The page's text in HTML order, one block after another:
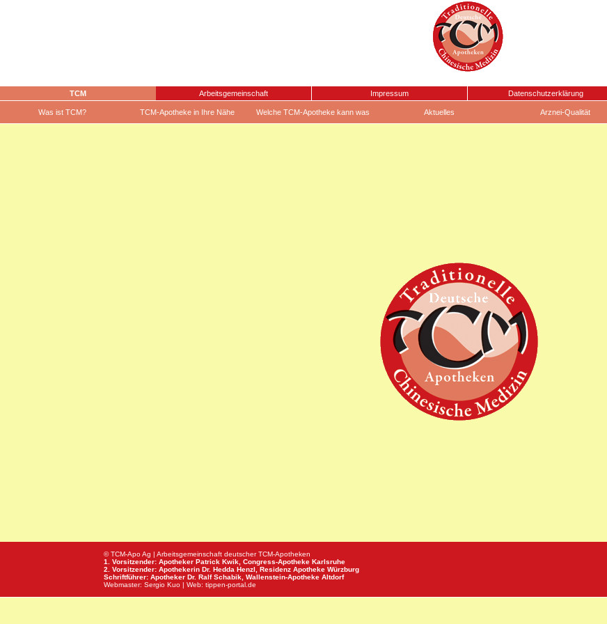
TCM Arbeitsgemeinschaft Impressum Datenschutzerklärung
Was ist TCM? TCM-Apotheke in Ihre Nähe Welche TCM-Apotheke kann was Aktuelles Arznei-Qualität
© TCM-Apo Ag | Arbeitsgemeinschaft deutscher TCM-Apotheken
1. Vorsitzender: Apotheker Patrick Kwik, Congress-Apotheke Karlsruhe
2. Vorsitzender: Apothekerin Dr. Hedda Henzl, Residenz Apotheke Würzburg
Schriftführer: Apotheker Dr. Ralf Schabik, Wallenstein-Apotheke Altdorf
Webmaster: Sergio Kuo | Web: tippen-portal.de